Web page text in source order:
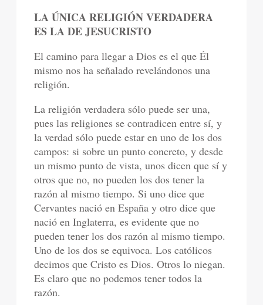
LA ÚNICA RELIGIÓN VERDADERA
ES LA DE JESUCRISTO
El camino para llegar a Dios es el que Él
mismo nos ha señalado revelándonos una
religión.
La religión verdadera sólo puede ser una,
pues las religiones se contradicen entre sí, y
la verdad sólo puede estar en uno de los dos
campos: si sobre un punto concreto, y desde
un mismo punto de vista, unos dicen que sí y
otros que no, no pueden los dos tener la
razón al mismo tiempo. Si uno dice que
Cervantes nació en España y otro dice que
nació en Inglaterra, es evidente que no
pueden tener los dos razón al mismo tiempo.
Uno de los dos se equivoca. Los católicos
decimos que Cristo es Dios. Otros lo niegan.
Es claro que no podemos tener todos la
razón.